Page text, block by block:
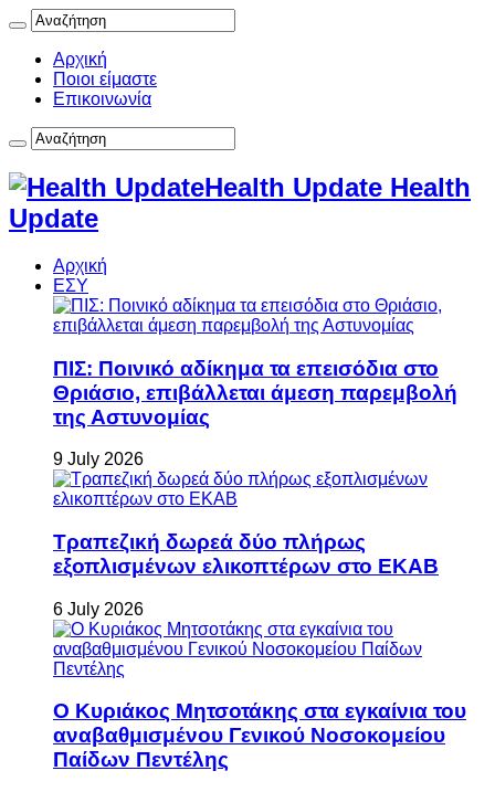
Αρχική
Ποιοι είμαστε
Επικοινωνία
Health Update Health
Update
Αρχική
ΕΣΥ
ΠΙΣ: Ποινικό αδίκημα τα επεισόδια στο
Θριάσιο, επιβάλλεται άμεση παρεμβολή
της Αστυνομίας
9 July 2026
Τραπεζική δωρεά δύο πλήρως
εξοπλισμένων ελικοπτέρων στο ΕΚΑΒ
6 July 2026
Ο Κυριάκος Μητσοτάκης στα εγκαίνια του
αναβαθμισμένου Γενικού Νοσοκομείου
Παίδων Πεντέλης